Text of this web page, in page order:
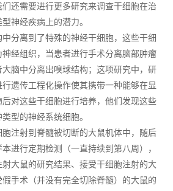
还需要进行更多研究来调查干细胞在治
神经疾病上的潜力。
分离到了特殊的神经干细胞，这些干细
经组织，当患者进行手术分离脑部肿瘤
脑中分离出嗅球结构；这项研究中，研
遗传工程化操作使其携带一种能够在显
对这些干细胞进行培养，他们发现这些
型的神经系统细胞。
注射到脊髓被切断的大鼠机体中，随后
进行定期检测（一直持续到第八周），
大鼠的研究结果、接受干细胞注射的大
手术（并没有完全切除脊髓）的大鼠的